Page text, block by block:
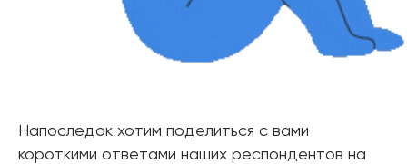
Напоследок хотим поделиться с вами
короткими ответами наших респондентов на